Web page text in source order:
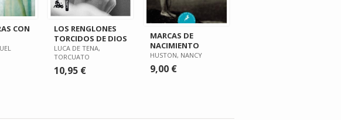
CON
LOS RENGLONES
TORCIDOS DE DIOS
LUCA DE TENA,
TORCUATO
10,95 €
MARCAS DE
NACIMIENTO
HUSTON, NANCY
9,00 €